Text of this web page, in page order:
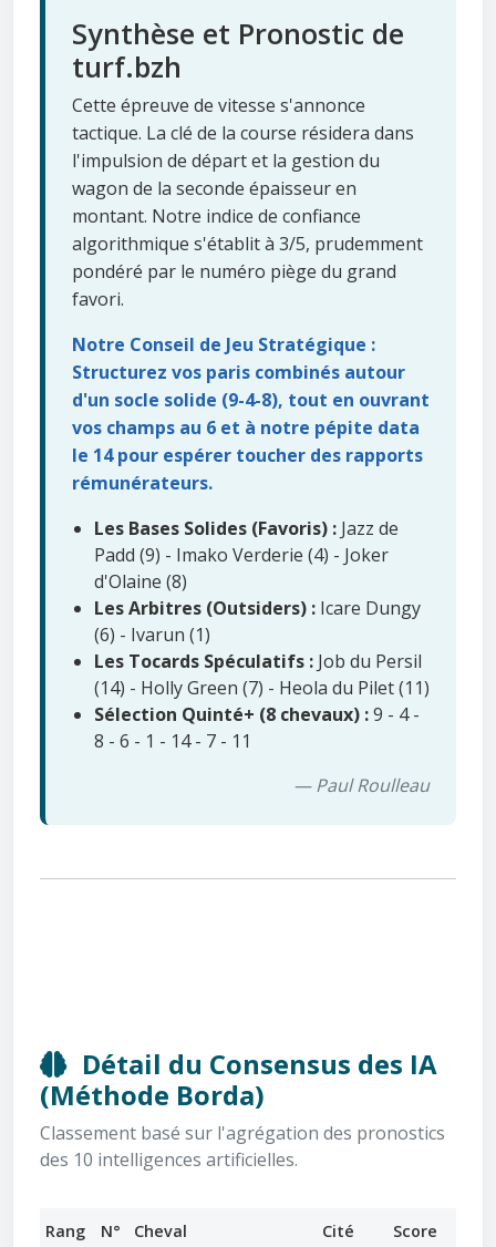
Synthèse et Pronostic de
turf.bzh
Cette épreuve de vitesse s'annonce
tactique. La clé de la course résidera dans
l'impulsion de départ et la gestion du
wagon de la seconde épaisseur en
montant. Notre indice de confiance
algorithmique s'établit à 3/5, prudemment
pondéré par le numéro piège du grand
favori.
Notre Conseil de Jeu Stratégique :
Structurez vos paris combinés autour
d'un socle solide (9-4-8), tout en ouvrant
vos champs au 6 et à notre pépite data
le 14 pour espérer toucher des rapports
rémunérateurs.
Les Bases Solides (Favoris) : Jazz de
Padd (9) - Imako Verderie (4) - Joker
d'Olaine (8)
Les Arbitres (Outsiders) : Icare Dungy
(6) - Ivarun (1)
Les Tocards Spéculatifs : Job du Persil
(14) - Holly Green (7) - Heola du Pilet (11)
Sélection Quinté+ (8 chevaux) :9 - 4 -
8 - 6 - 1 - 14 - 7 - 11
— Paul Roulleau
Détail du Consensus des IA
(Méthode Borda)
Classement basé sur l'agrégation des pronostics
des 10 intelligences artificielles.
Rang N° Cheval Cité Score